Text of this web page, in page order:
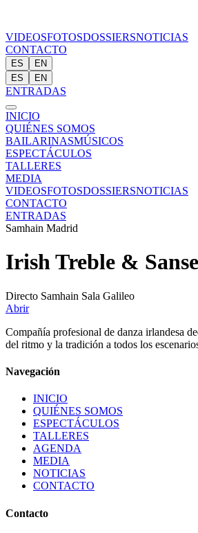
VIDEOSFOTOSDOSSIERSNOTICIAS
CONTACTO
ES
EN
ES
EN
ENTRADAS
INICIO
QUIÉNES SOMOS
BAILARINASMÚSICOS
ESPECTÁCULOS
TALLERES
MEDIA
VIDEOSFOTOSDOSSIERSNOTICIAS
CONTACTO
ENTRADAS
Samhain Madrid
Irish Treble &
Directo Samhain Sala Galileo
Abrir
Compañía profesional de danza irlandesa
del ritmo y la tradición a todos los
Navegación
INICIO
QUIÉNES SOMOS
ESPECTÁCULOS
TALLERES
AGENDA
MEDIA
NOTICIAS
CONTACTO
Contacto